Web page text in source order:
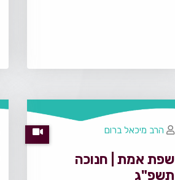
שפת אמת | חנוכה
תשפ"ג
הרב מיכאל ברום